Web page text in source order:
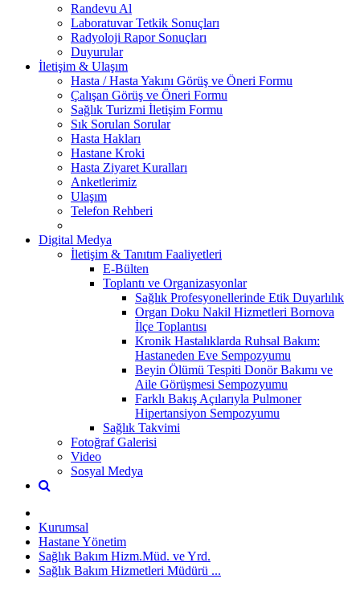
Randevu Al
Laboratuvar Tetkik Sonuçları
Radyoloji Rapor Sonuçları
Duyurular
İletişim & Ulaşım
Hasta / Hasta Yakını Görüş ve Öneri Formu
Çalışan Görüş ve Öneri Formu
Sağlık Turizmi İletişim Formu
Sık Sorulan Sorular
Hasta Hakları
Hastane Kroki
Hasta Ziyaret Kuralları
Anketlerimiz
Ulaşım
Telefon Rehberi
Digital Medya
İletişim & Tanıtım Faaliyetleri
E-Bülten
Toplantı ve Organizasyonlar
Sağlık Profesyonellerinde Etik Duyarlılık
Organ Doku Nakil Hizmetleri Bornova
İlçe Toplantısı
Kronik Hastalıklarda Ruhsal Bakım:
Hastaneden Eve Sempozyumu
Beyin Ölümü Tespiti Donör Bakımı ve
Aile Görüşmesi Sempozyumu
Farklı Bakış Açılarıyla Pulmoner
Hipertansiyon Sempozyumu
Sağlık Takvimi
Fotoğraf Galerisi
Video
Sosyal Medya
Kurumsal
Hastane Yönetim
Sağlık Bakım Hizm.Müd. ve Yrd.
Sağlık Bakım Hizmetleri Müdürü ...